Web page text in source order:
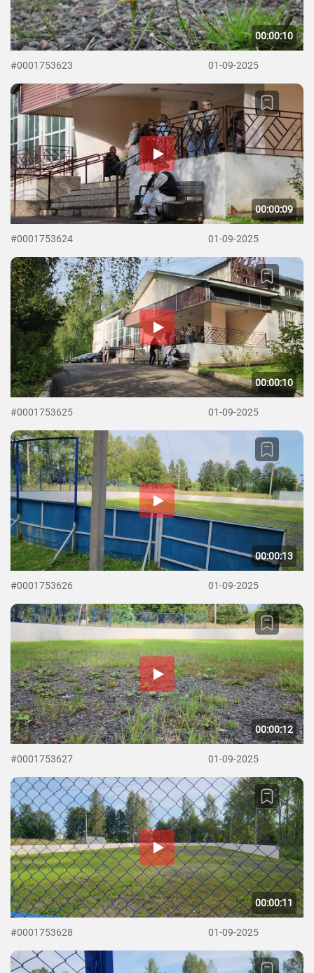
00:00:10
#0001753623 01-09-2025
00:00:09
#0001753624 01-09-2025
00:00:10
#0001753625 01-09-2025
00:00:13
#0001753626 01-09-2025
00:00:12
#0001753627 01-09-2025
00:00:11
#0001753628 01-09-2025